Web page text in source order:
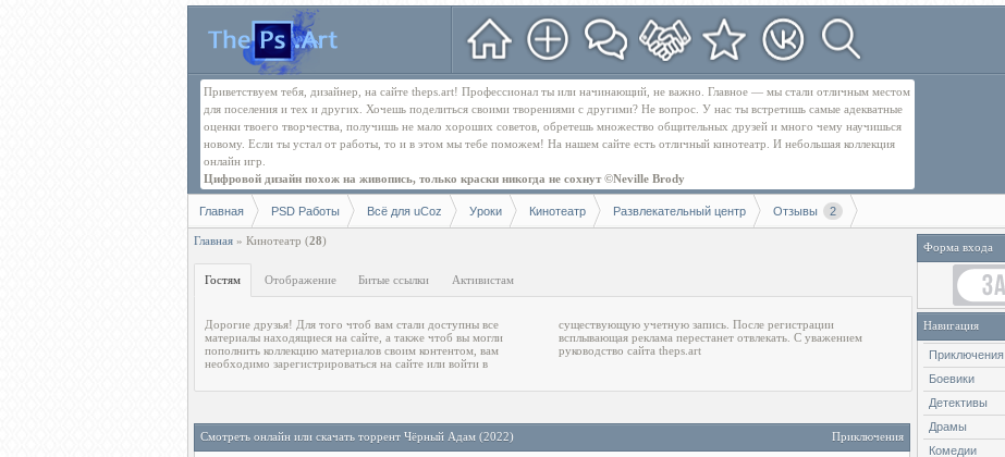
Приветствуем тебя, дизайнер, на сайте theps.art! Профессионал ты или начинающий, не важно. Главное — мы стали отличным местом
для поселения и тех и других. Хочешь поделиться своими творениями с другими? Не вопрос. У нас ты встретишь самые адекватные
оценки твоего творчества, получишь не мало хороших советов, обретешь множество общительных друзей и много чему научишься
новому. Если ты устал от работы, то и в этом мы тебе поможем! На нашем сайте есть отличный кинотеатр. И небольшая коллекция
онлайн игр.
Цифровой дизайн похож на живопись, только краски никогда не сохнут ©Neville Brody
Главная PSD Работы Всё для uCoz Уроки Кинотеатр Развлекательный центр Отзывы 2
Главная » Кинотеатр (28)
Гостям
Дорогие друзья! Для того чтоб вам стали доступны все
материалы находящиеся на сайте, а также чтоб вы могли
пополнить коллекцию материалов своим контентом, вам
необходимо зарегистрироваться на сайте или войти в
существующую учетную запись. После регистрации
всплывающая реклама перестанет отвлекать. С уважением
руководство сайта theps.art
Отображение Битые ссылки Активистам
Приключения
Смотреть онлайн или скачать торрент Чёрный Адам (2022)
Форма входа
Навигация
Приключения
Боевики
Детективы
Драмы
Комедии